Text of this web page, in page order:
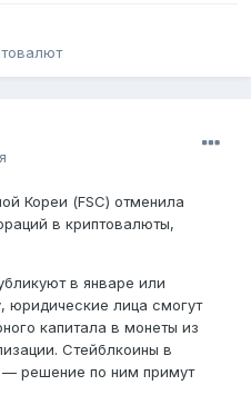
Кореи (FSC) отменила
в криптовалюты,
в январе или
юридические лица смогут
капитала в монеты из
Стейблкоины в
— решение по ним примут